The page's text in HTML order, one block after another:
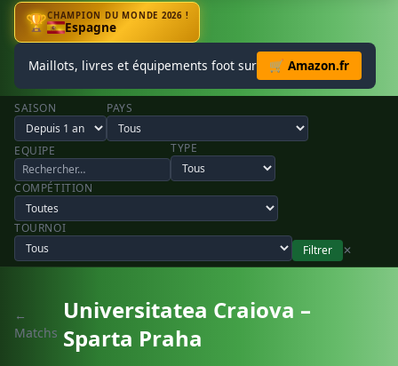
🏆CHAMPION DU MONDE 2026 !
Espagne
Maillots, livres et équipements foot sur 🛒 Amazon.fr
SAISON PAYS
EQUIPE TYPE
COMPÉTITION
TOURNOI
Filtrer
✕
←
Matchs
Universitatea Craiova –
Sparta Praha